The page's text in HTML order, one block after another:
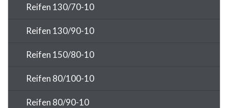
Reifen 130/70-10
Reifen 130/90-10
Reifen 150/80-10
Reifen 80/100-10
Reifen 80/90-10